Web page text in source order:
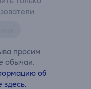
просим
обычаи.
об
здесь.